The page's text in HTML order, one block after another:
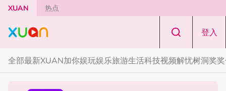
Skip to main content
XUAN 热点
登入
全部最新XUAN加你娱玩娱乐旅游生活科技视频解忧树洞奖